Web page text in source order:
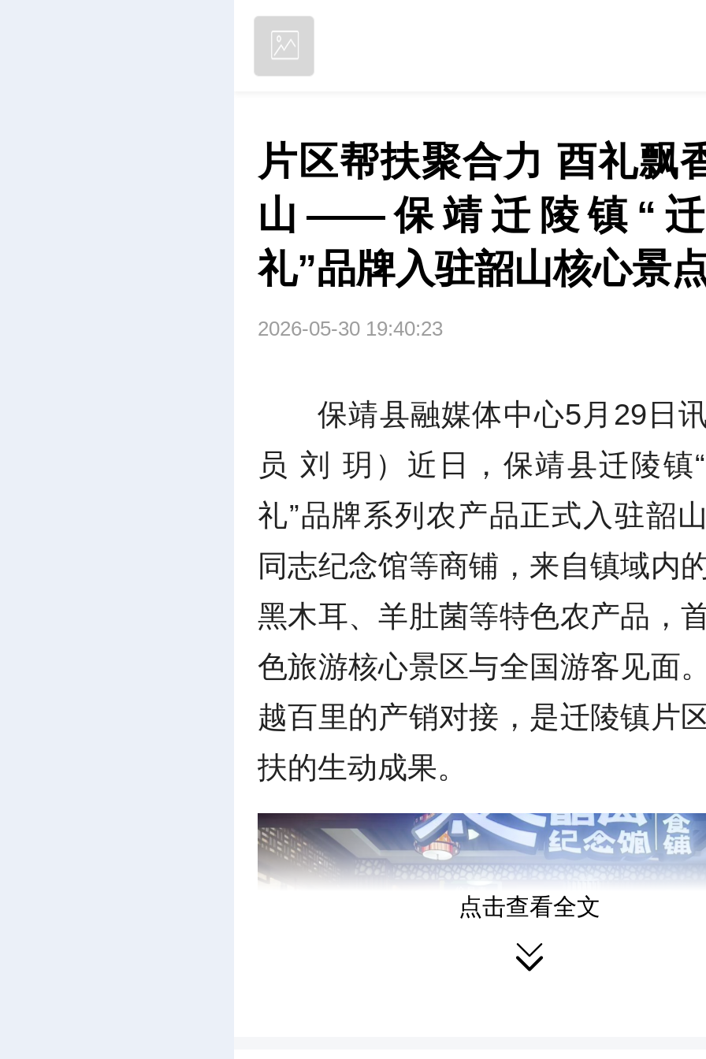
片区帮扶聚合力 酉礼飘
山——保靖迁陵镇“
礼”品牌入驻韶山核心景
2026-05-30 19:40:23
保靖县融媒体中心5月29日
员 刘 玥）近日，保靖县迁陵镇
礼”品牌系列农产品正式入驻韶
同志纪念馆等商铺，来自镇域内
黑木耳、羊肚菌等特色农产品，
色旅游核心景区与全国游客见面
越百里的产销对接，是迁陵镇片
扶的生动成果。
点击查看全文
